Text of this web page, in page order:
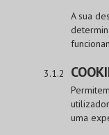
A sua
uma